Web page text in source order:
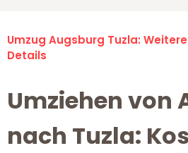
Umzug Augsburg Tuzla:
Details
Umziehen von
nach Tuzla: